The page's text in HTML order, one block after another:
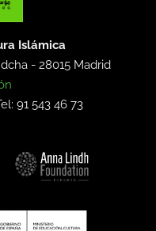
Islámica
dcha -28015 Madrid
91 543 46 73